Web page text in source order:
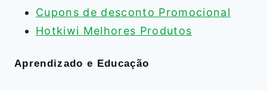
Cupons de desconto Promocional
Hotkiwi Melhores Produtos
Aprendizado e Educação